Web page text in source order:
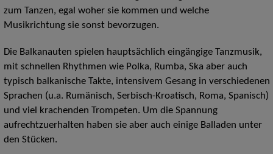
zum Tanzen, egal woher sie kommen und welche
Musikrichtung sie sonst bevorzugen.
Die Balkanauten spielen hauptsächlich eingängige Tanzmusik,
mit schnellen Rhythmen wie Polka, Rumba, Ska aber auch
typisch balkanische Takte, intensivem Gesang in verschiedenen
Sprachen (u.a. Rumänisch, Serbisch-Kroatisch, Roma, Spanisch)
und viel krachenden Trompeten. Um die Spannung
aufrechtzuerhalten haben sie aber auch einige Balladen unter
den Stücken.